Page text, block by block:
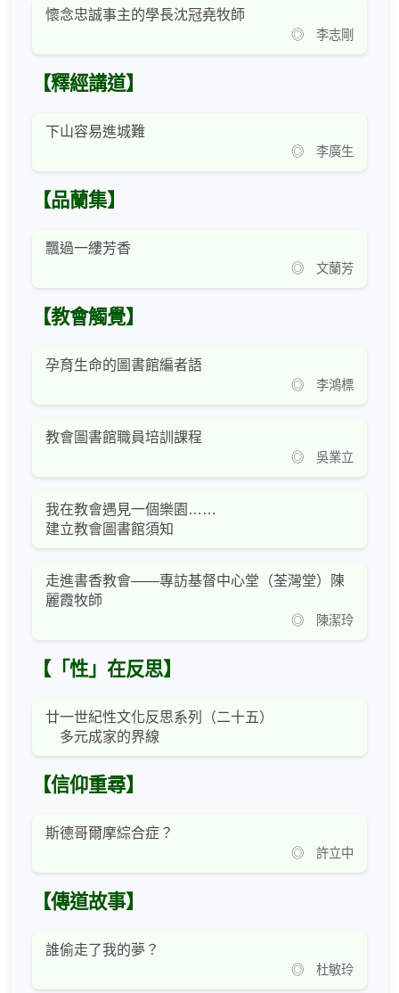
懷念忠誠事主的學長沈冠堯牧師
◎ 李志剛
【釋經講道】
下山容易進城難
◎ 李廣生
【品蘭集】
飄過一縷芳香
◎ 文蘭芳
【教會觸覺】
孕育生命的圖書館編者語
◎ 李鴻標
教會圖書館職員培訓課程
◎ 吳業⽴
我在教會遇見一個樂園……
建立教會圖書館須知
走進書香教會——專訪基督中心堂（荃灣堂）陳
麗霞牧師
◎ 陳潔玲
【「性」在反思】
廿一世紀性文化反思系列（二十五）
多元成家的界線
【信仰重尋】
斯德哥爾摩綜合症？
◎ 許立中
【傳道故事】
誰偷走了我的夢？
◎ 杜敏玲